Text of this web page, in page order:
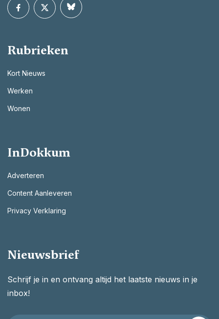
Rubrieken
Kort Nieuws
Werken
Wonen
InDokkum
Adverteren
Content Aanleveren
Privacy Verklaring
Nieuwsbrief
Schrijf je in en ontvang altijd het laatste nieuws in je
inbox!